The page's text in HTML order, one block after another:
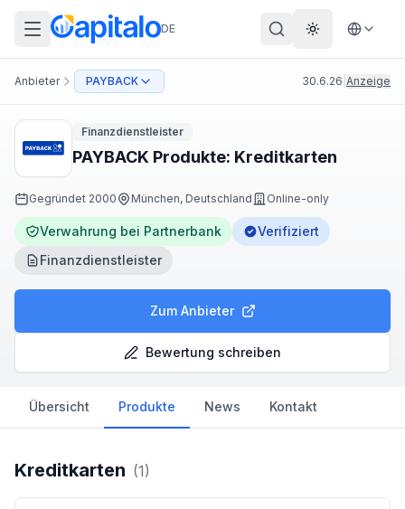
DE Theme
Anbieter PAYBACK 30.6.26 Anzeige
Finanzdienstleister
PAYBACK Produkte: Kreditkarten
Gegründet 2000 München, Deutschland Online-only
Verwahrung bei Partnerbank
Verifiziert
Finanzdienstleister
Zum Anbieter
Bewertung schreiben
Übersicht Produkte News Kontakt
Kreditkarten (1)